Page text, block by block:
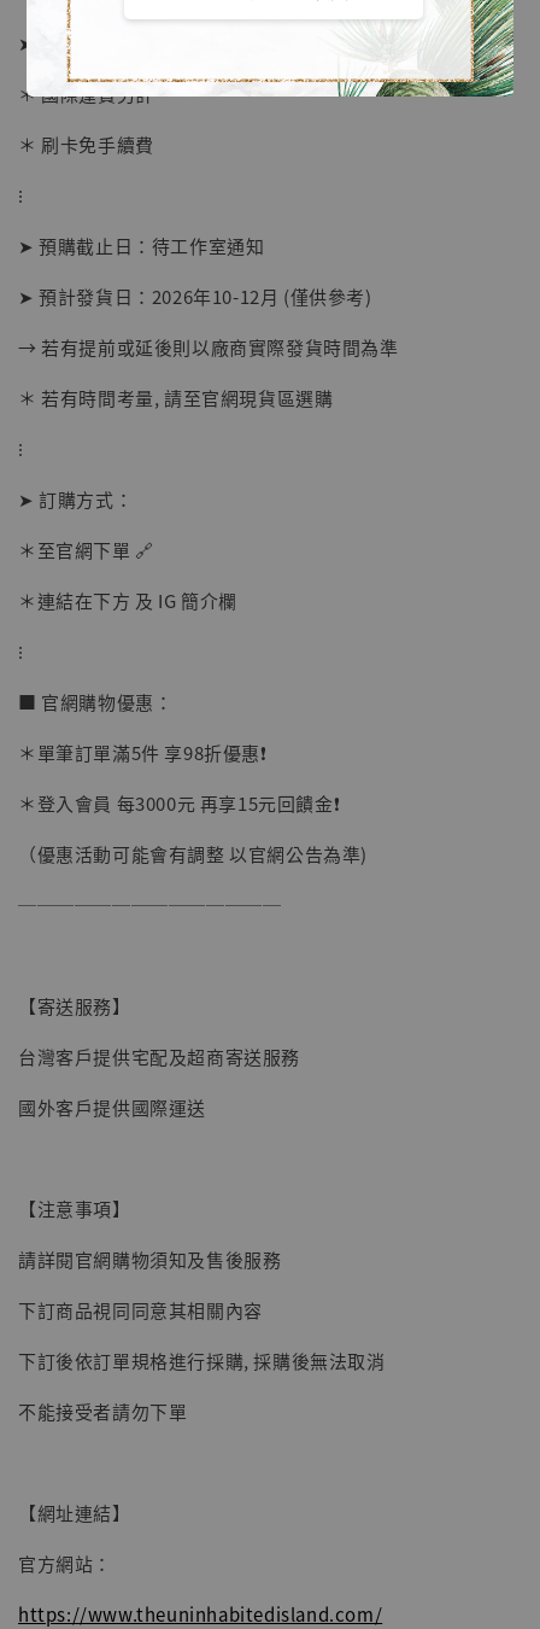
【店內現貨】海賊王 系列蒐藏雕像 布魯克達
NT$ 1,870
【現貨】BJSTUDIO 1/6系列可動蒐藏人偶 讓
NT$ 4,980
NT$ 5,300
加入購物車
➤ 價格 5980元 (訂金2980)
＊ 國際運費另計
＊ 刷卡免手續費
⁝
➤ 預購截止日：待工作室通知
➤ 預計發貨日：2026年10-12月 (僅供參考)
→ 若有提前或延後則以廠商實際發貨時間為準
＊ 若有時間考量, 請至官網現貨區選購
⁝
➤ 訂購方式：
＊至官網下單 🔗
＊連結在下方 及 IG 簡介欄
⁝
■ 官網購物優惠：
＊單筆訂單滿5件 享98折優惠❗️
＊登入會員 每3000元 再享15元回饋金❗️
（優惠活動可能會有調整 以官網公告為準)
──────────────
【寄送服務】
台灣客戶提供宅配及超商寄送服務
國外客戶提供國際運送
【注意事項】
請詳閱官網購物須知及售後服務
下訂商品視同同意其相關內容
下訂後依訂單規格進行採購, 採購後無法取消
不能接受者請勿下單
【網址連結】
官方網站：
https://www.theuninhabitedisland.com/